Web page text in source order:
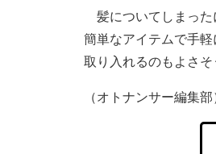
髪についてしまった
簡単なアイテムで手
取り入れるのもよさ
（オトナンサー編集部